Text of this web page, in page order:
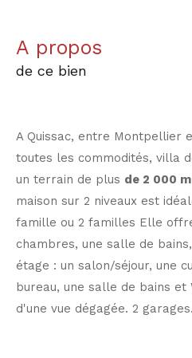
a propos
de ce bien
A Quissac, entre Montpellier
toutes les commodités, villa
un terrain de plus de 2 000
maison sur 2 niveaux est
famille ou 2 familles Elle
chambres, une salle de
étage : un salon/séjour, une
bureau, une salle de bains et
d'une vue dégagée. 2